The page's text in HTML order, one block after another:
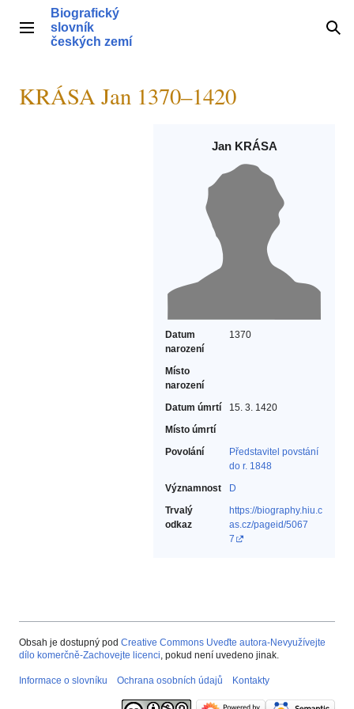
obsahHlavní menu
Biografický
slovník
českých zemí
KRÁSA Jan 1370–1420
Jan KRÁSA
Datum
narození
1370
Místo
narození
Datum úmrtí
15. 3. 1420
Místo úmrtí
Povolání
Představitel povstání
do r. 1848‎
Významnost
D
Trvalý
odkaz
https://biography.hiu.c
as.cz/pageid/5067
7
Obsah je dostupný pod Creative Commons Uveďte autora-Nevyužívejte
dílo komerčně-Zachovejte licenci, pokud není uvedeno jinak.
Informace o slovníku Ochrana osobních údajů Kontakty